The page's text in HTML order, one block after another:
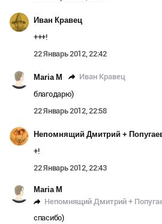
Иван Кравец
+++!
22 Январь 2012, 22:42
Maria M Иван Кравец
благодарю)
22 Январь 2012, 22:58
Непомнящий Дмитрий +
+!
22 Январь 2012, 22:43
Maria M
Непомнящий Дмитрий +
спасибо)